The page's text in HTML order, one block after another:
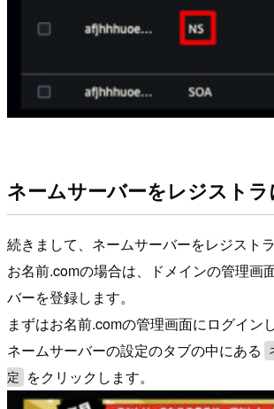
ネームサーバーをレジスト
続きまして、ネームサーバーをレジスト
お名前.comの場合は、ドメインの管理画
バーを登録します。
まずはお名前.comの管理画面にログインし
ネームサーバーの設定のタブの中にある
定
をクリックします。